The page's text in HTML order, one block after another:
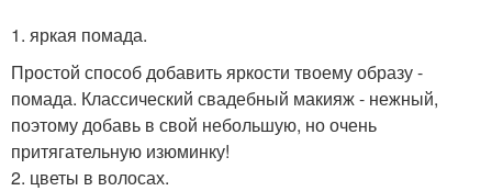
1. яркая помада.
Простой способ добавить яркости твоему образу -
помада. Классический свадебный макияж - нежный,
поэтому добавь в свой небольшую, но очень
притягательную изюминку!
2. цветы в волосах.